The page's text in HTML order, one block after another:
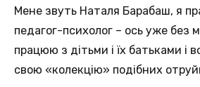
Мене звуть Наталя Барабаш, я
педагог-психолог – ось уже без
працюю з дітьми і їх батьками і
свою «колекцію» подібних